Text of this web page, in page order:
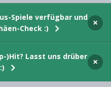
Spiele verfügbar und
Check :)
×
)Hit? Lasst uns drüber
×